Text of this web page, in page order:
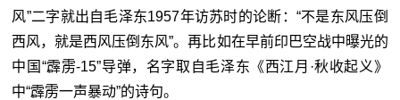
风”二字就出自毛泽东1957年访苏时的论断：“不是东风压倒
西风，就是西风压倒东风”。再比如在早前印巴空战中曝光的
中国“霹雳-15”导弹，名字取自毛泽东《西江月·秋收起义》
中“霹雳一声暴动”的诗句。